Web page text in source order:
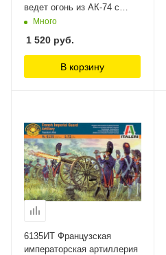
ведет огонь из АК-74 с
колена Live Resin, 1/35
Много
1 520 руб.
В корзину
6135ИТ Французская
императорская артиллерия